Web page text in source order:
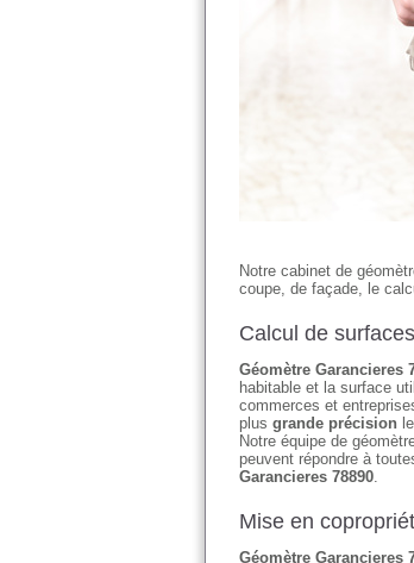
Notre cabinet de
coupe, de façade, le
Calcul de surfaces
Géomètre Garancieres
habitable et la surface
commerces et
plus grande précision
Notre équipe de
peuvent répondre à
Garancieres 78890.
Mise en
Géomètre Garancieres